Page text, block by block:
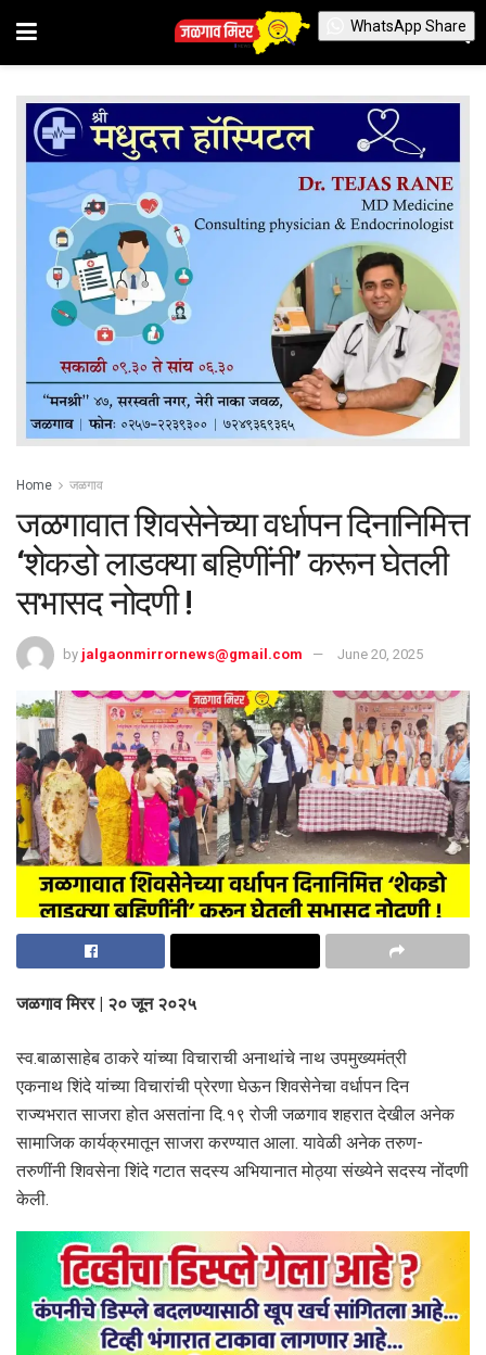
Home जळगाव
जळगावात शिवसेनेच्या वर्धापन दिनानिमित्त
‘शेकडो लाडक्या बहिणींनी’ करून घेतली
सभासद नोदणी !
by jalgaonmirrornews@gmail.com June 20, 2025
जळगाव मिरर | २० जून २०२५
स्व.बाळासाहेब ठाकरे यांच्या विचाराची अनाथांचे नाथ उपमुख्यमंत्री
एकनाथ शिंदे यांच्या विचारांची प्रेरणा घेऊन शिवसेनेचा वर्धापन दिन
राज्यभरात साजरा होत असतांना दि.१९ रोजी जळगाव शहरात देखील अनेक
सामाजिक कार्यक्रमातून साजरा करण्यात आला. यावेळी अनेक तरुण-
तरुणींनी शिवसेना शिंदे गटात सदस्य अभियानात मोठ्या संख्येने सदस्य नोंदणी
केली.
WhatsApp Share